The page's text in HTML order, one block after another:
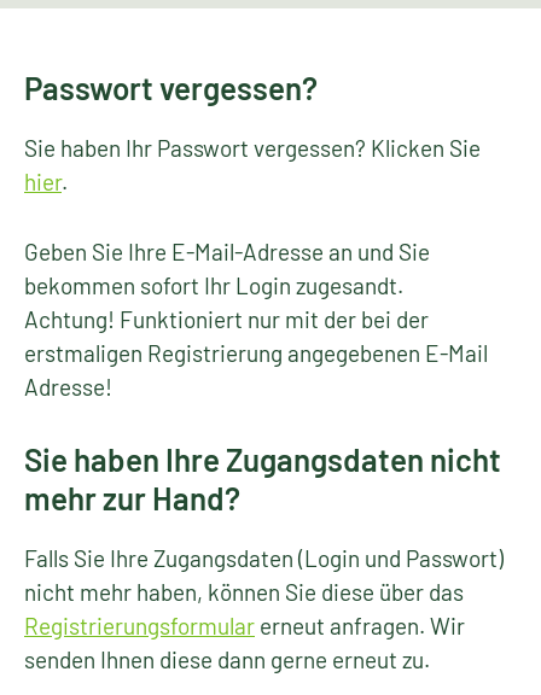
Passwort vergessen?
Sie haben Ihr Passwort vergessen? Klicken Sie
hier.
Geben Sie Ihre E-Mail-Adresse an und Sie
bekommen sofort Ihr Login zugesandt.
Achtung! Funktioniert nur mit der bei der
erstmaligen Registrierung angegebenen E-Mail
Adresse!
Sie haben Ihre Zugangsdaten nicht
mehr zur Hand?
Falls Sie Ihre Zugangsdaten (Login und Passwort)
nicht mehr haben, können Sie diese über das
Registrierungsformular erneut anfragen. Wir
senden Ihnen diese dann gerne erneut zu.